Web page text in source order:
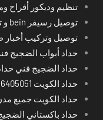
تنظيم وديكور أفراح
توصيل رسيفر bein و تركيب ستلايت و رسيفرات في الكويت
توصيل وتركيب أخبار
حداد أبواب الضجيج
حداد الضجيج فني
حداد الكويت 66405051 جميع مدن الكويت
حداد الكويت جميع
حداد باكستاني